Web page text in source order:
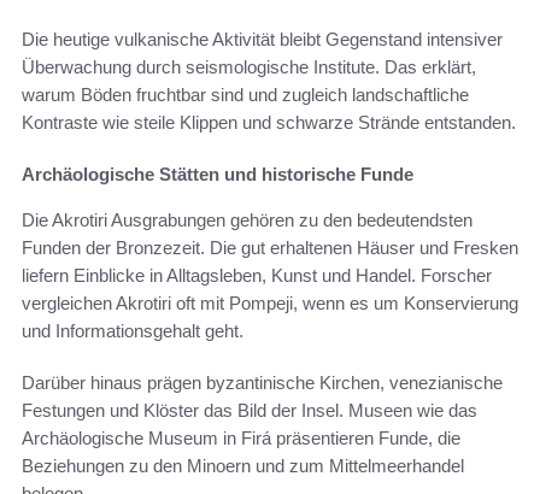
Die heutige vulkanische Aktivität bleibt Gegenstand intensiver
Überwachung durch seismologische Institute. Das erklärt,
warum Böden fruchtbar sind und zugleich landschaftliche
Kontraste wie steile Klippen und schwarze Strände entstanden.
Archäologische Stätten und historische Funde
Die Akrotiri Ausgrabungen gehören zu den bedeutendsten
Funden der Bronzezeit. Die gut erhaltenen Häuser und Fresken
liefern Einblicke in Alltagsleben, Kunst und Handel. Forscher
vergleichen Akrotiri oft mit Pompeji, wenn es um Konservierung
und Informationsgehalt geht.
Darüber hinaus prägen byzantinische Kirchen, venezianische
Festungen und Klöster das Bild der Insel. Museen wie das
Archäologische Museum in Firá präsentieren Funde, die
Beziehungen zu den Minoern und zum Mittelmeerhandel